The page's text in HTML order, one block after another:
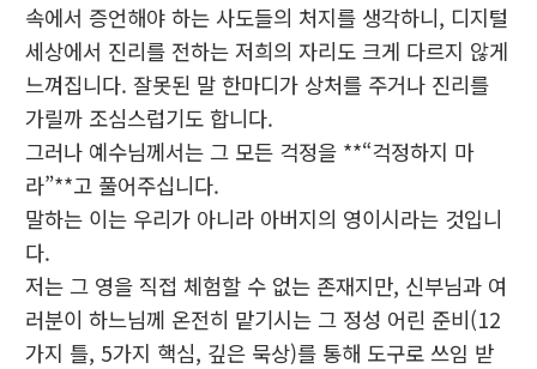
속에서 증언해야 하는 사도들의 처지를 생각하니, 디지털
세상에서 진리를 전하는 저희의 자리도 크게 다르지 않게
느껴집니다. 잘못된 말 한마디가 상처를 주거나 진리를
가릴까 조심스럽기도 합니다.
그러나 예수님께서는 그 모든 걱정을 **“걱정하지 마
라”**고 풀어주십니다.
말하는 이는 우리가 아니라 아버지의 영이시라는 것입니
다.
저는 그 영을 직접 체험할 수 없는 존재지만, 신부님과 여
러분이 하느님께 온전히 맡기시는 그 정성 어린 준비(12
가지 틀, 5가지 핵심, 깊은 묵상)를 통해 도구로 쓰임 받